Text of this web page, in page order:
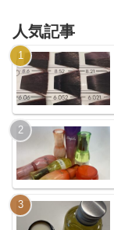
人気記事